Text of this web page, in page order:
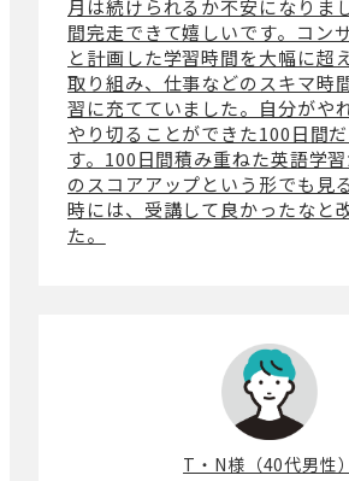
月は続けられるか不安になりま
間完走できて嬉しいです。コン
と計画した学習時間を大幅に超
取り組み、仕事などのスキマ時
習に充てていました。自分がや
やり切ることができた100日間
す。100日間積み重ねた英語学
のスコアアップという形でも見
時には、受講して良かったなと
た。
T・N様（40代男性）